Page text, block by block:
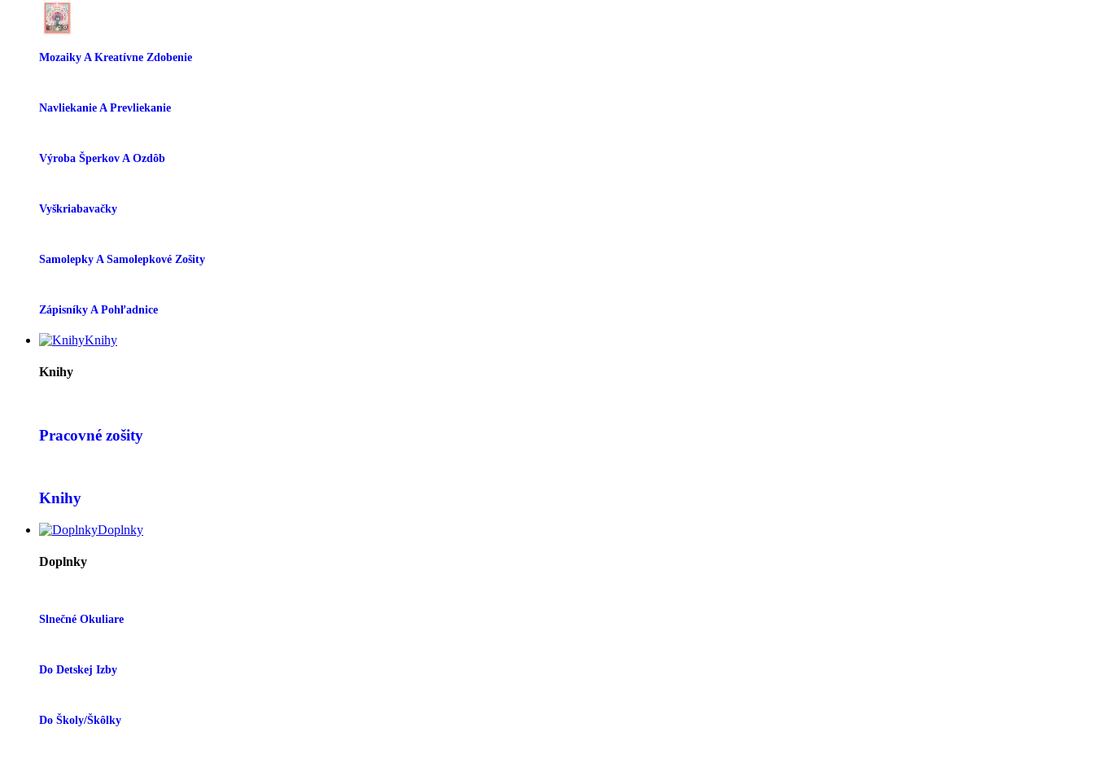
Mozaiky A Kreatívne Zdobenie
Navliekanie A Prevliekanie
Výroba Šperkov A Ozdôb
Vyškriabavačky
Samolepky A Samolepkové Zošity
Zápisníky A Pohľadnice
Knihy
Knihy
Pracovné zošity
Knihy
Doplnky
Doplnky
Slnečné Okuliare
Do Detskej Izby
Do Školy/škôlky